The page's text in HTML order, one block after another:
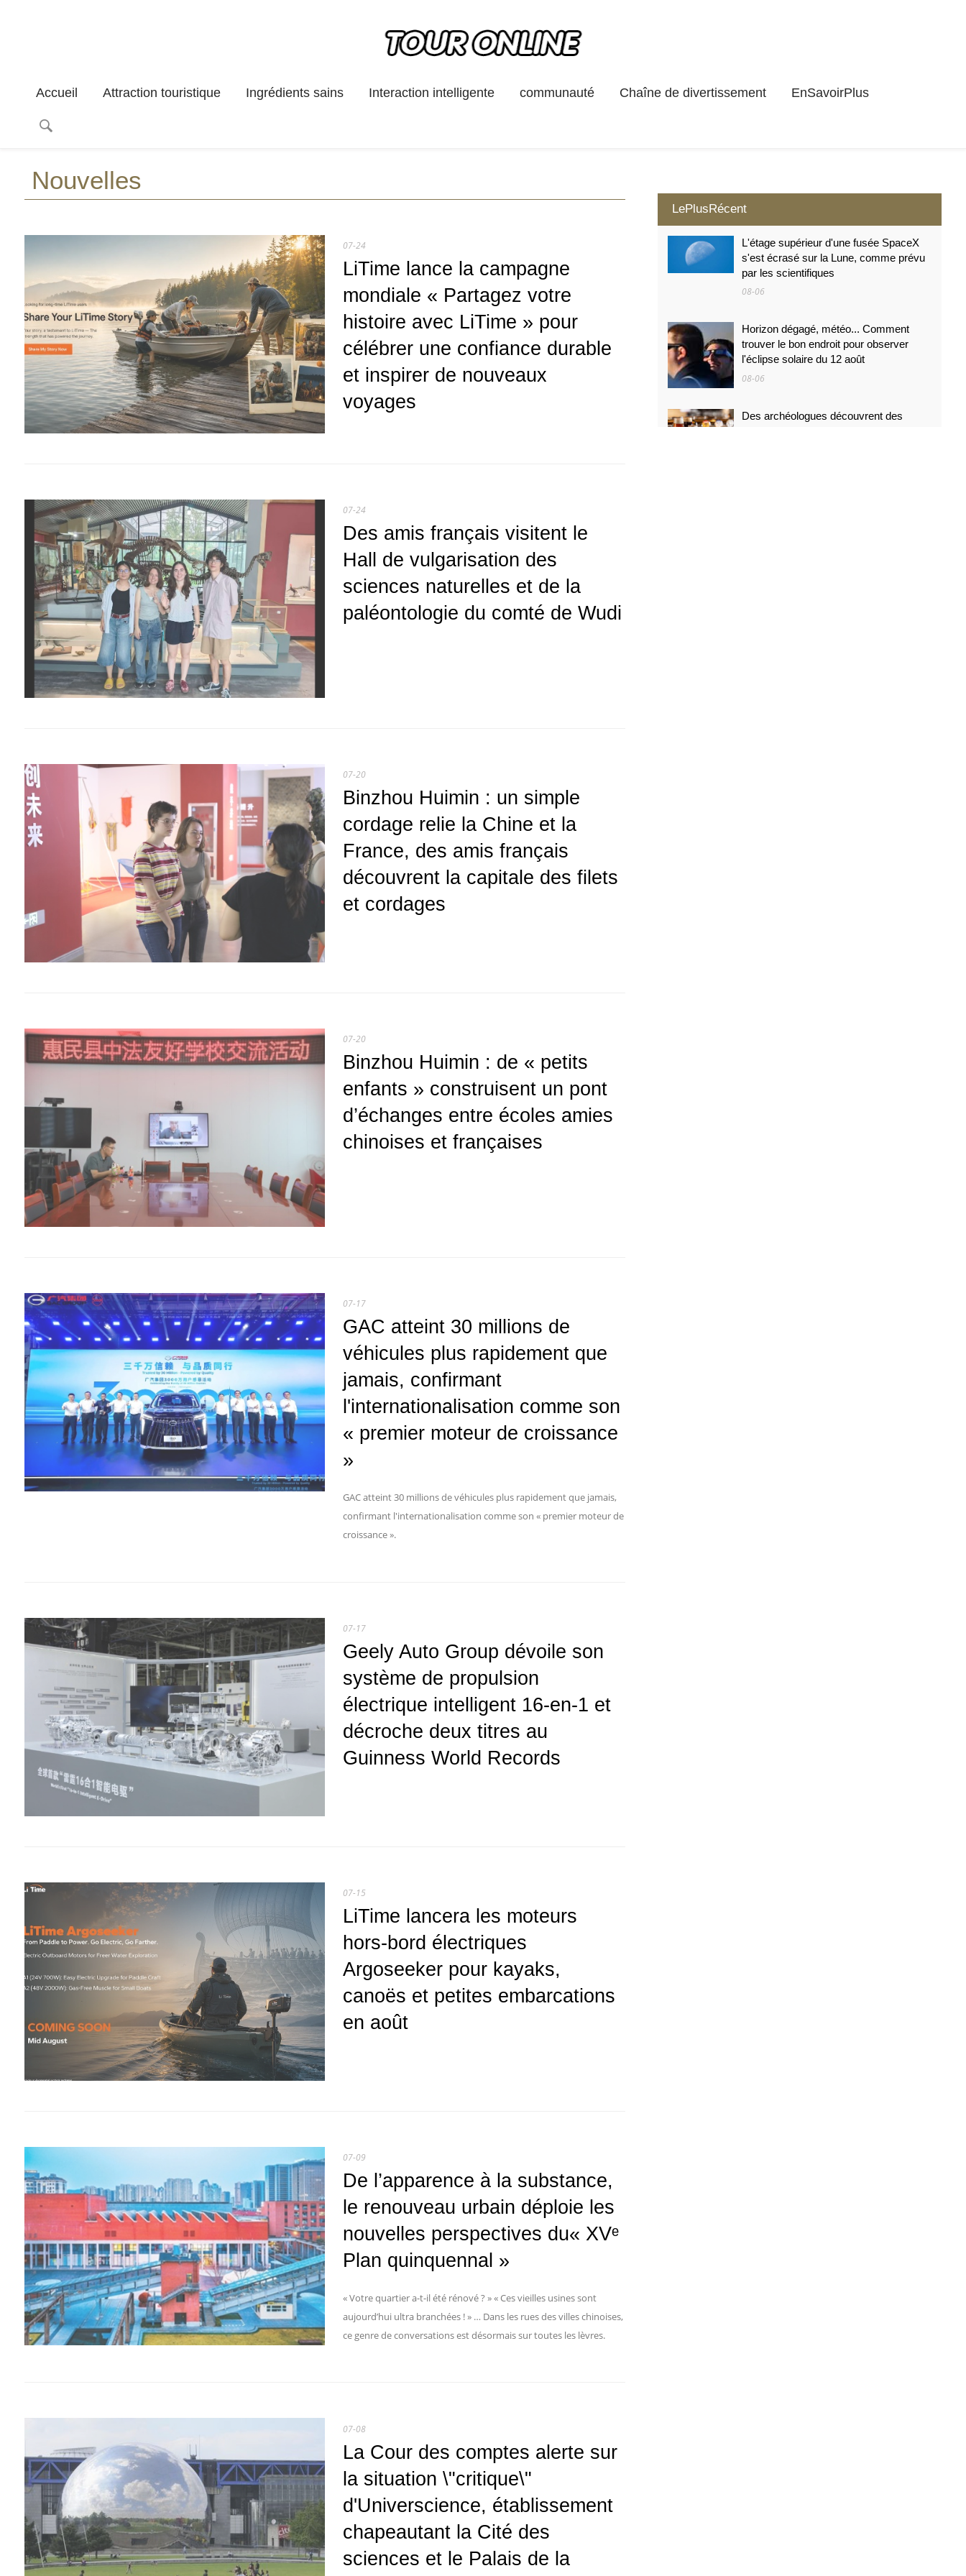
Accueil Attraction touristique Ingrédients sains Interaction intelligente communauté Chaîne de divertissement EnSavoirPlus
Nouvelles
07-24
LiTime lance la campagne
mondiale « Partagez votre
histoire avec LiTime » pour
célébrer une confiance durable
et inspirer de nouveaux
voyages
07-24
Des amis français visitent le
Hall de vulgarisation des
sciences naturelles et de la
paléontologie du comté de Wudi
07-20
Binzhou Huimin : un simple
cordage relie la Chine et la
France, des amis français
découvrent la capitale des filets
et cordages
07-20
Binzhou Huimin : de « petits
enfants » construisent un pont
d’échanges entre écoles amies
chinoises et françaises
07-17
GAC atteint 30 millions de
véhicules plus rapidement que
jamais, confirmant
l'internationalisation comme son
« premier moteur de croissance
»
GAC atteint 30 millions de véhicules plus rapidement que jamais,
confirmant l'internationalisation comme son « premier moteur de
croissance ».
07-17
Geely Auto Group dévoile son
système de propulsion
électrique intelligent 16-en-1 et
décroche deux titres au
Guinness World Records
07-15
LiTime lancera les moteurs
hors-bord électriques
Argoseeker pour kayaks,
canoës et petites embarcations
en août
07-09
De l’apparence à la substance,
le renouveau urbain déploie les
nouvelles perspectives du« XVᵉ
Plan quinquennal »
« Votre quartier a-t-il été rénové ? » « Ces vieilles usines sont
aujourd’hui ultra branchées ! » … Dans les rues des villes chinoises,
ce genre de conversations est désormais sur toutes les lèvres.
07-08
La Cour des comptes alerte sur
la situation \"critique\"
d'Universcience, établissement
chapeautant la Cité des
sciences et le Palais de la
LePlusRécent
L'étage supérieur d'une fusée SpaceX
s'est écrasé sur la Lune, comme prévu
par les scientifiques
08-06
Horizon dégagé, météo... Comment
trouver le bon endroit pour observer
l'éclipse solaire du 12 août
08-06
Des archéologues découvrent des